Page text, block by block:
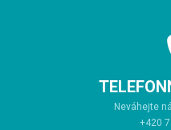
Neváhejte
+420